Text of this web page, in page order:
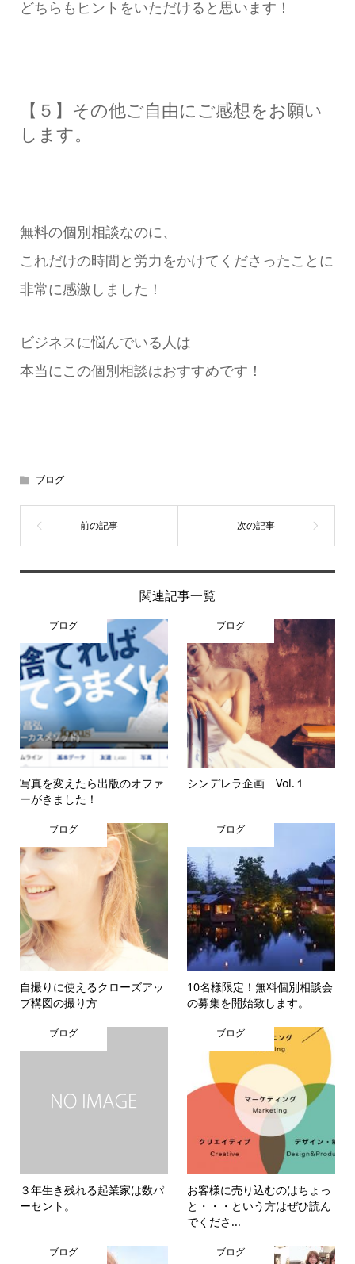
どちらもヒントをいただけると思います！
【５】その他ご自由にご感想をお願い
します。
無料の個別相談なのに、
これだけの時間と労力をかけてくださったことに
非常に感激しました！
ビジネスに悩んでいる人は
本当にこの個別相談はおすすめです！
ブログ
関連記事一覧
ブログ
写真を変えたら出版のオファ
ーがきました！
ブログ
シンデレラ企画 Vol.１
ブログ
自撮りに使えるクローズアッ
プ構図の撮り方
ブログ
10名様限定！無料個別相談会
の募集を開始致します。
ブログ
３年生き残れる起業家は数パ
ーセント。
ブログ
お客様に売り込むのはちょっ
と・・・という方はぜひ読ん
でくださ...
ブログ ブログ